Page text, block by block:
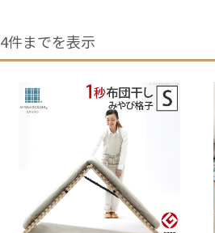
4件までを表示